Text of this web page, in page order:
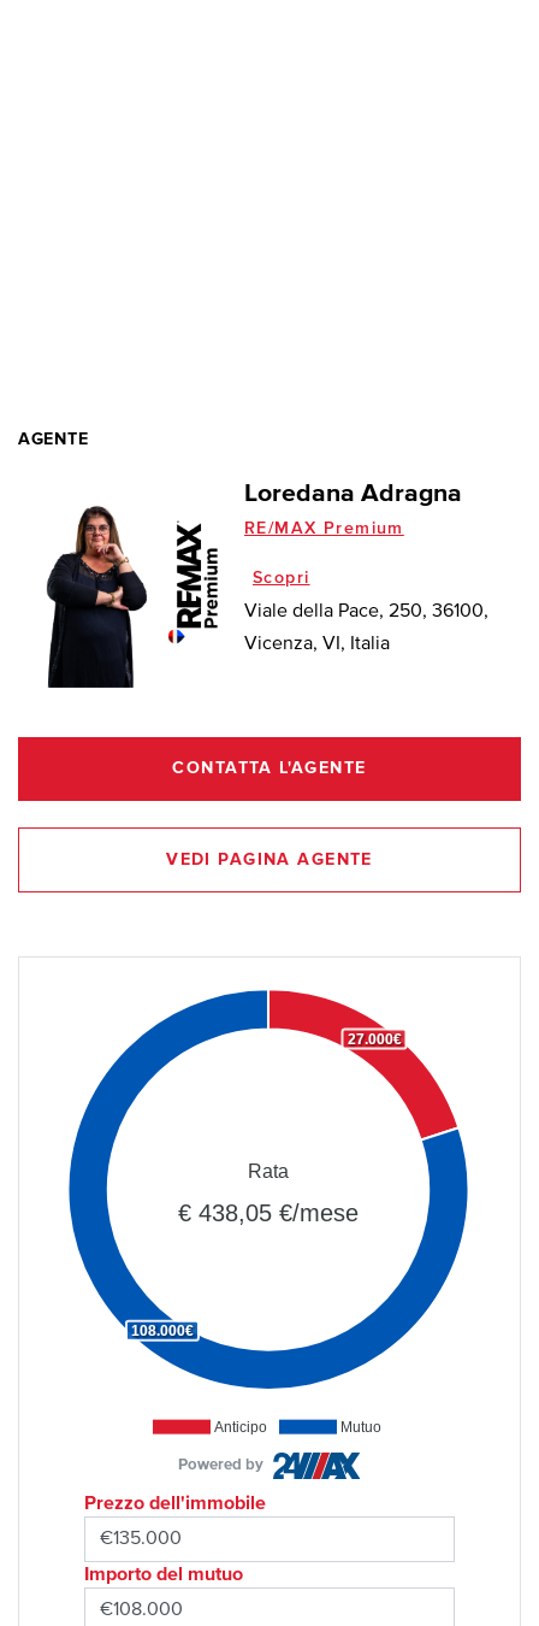
AGENTE
Loredana Adragna
RE/MAX Premium
Scopri
Viale della Pace, 250, 36100,
Vicenza, VI, Italia
CONTATTA L'AGENTE
VEDI PAGINA AGENTE
Anticipo Mutuo
27.000€
108.000€
Rata
€ 438,05 €/mese
Powered by
Prezzo dell'immobile
Importo del mutuo